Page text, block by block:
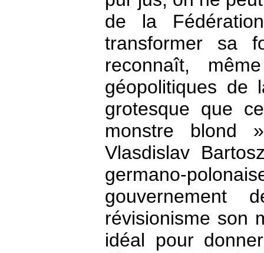
de la
transformer sa
reconnaît,
géopolitiques de
grotesque que
monstre blond
Vlasdislav
germano-
révisionisme son
idéal pour